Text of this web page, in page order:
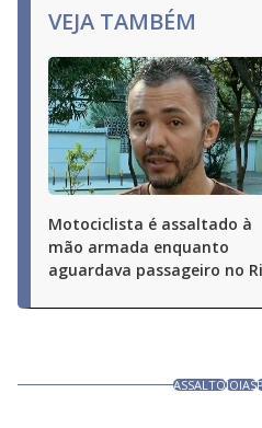
VEJA TAMBÉM
Motociclista é assaltado à
mão armada enquanto
aguardava passageiro no
ASSALTOJOIAS